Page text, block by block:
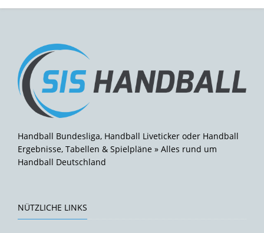
Handball Bundesliga, Handball Liveticker oder Handball
Ergebnisse, Tabellen & Spielpläne » Alles rund um
Handball Deutschland
NÜTZLICHE LINKS